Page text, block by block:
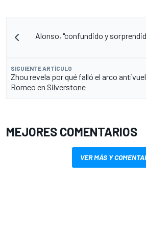
Alonso, "confundido y
SIGUIENTE ARTÍCULO
Zhou revela por qué falló el arco
Romeo en Silverstone
MEJORES COMENTARIOS
VER MÁS Y